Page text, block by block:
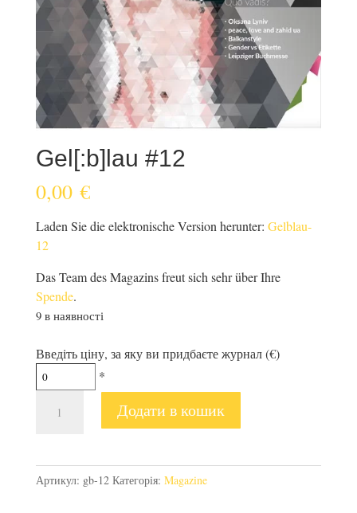
Gel[:b]lau #12
0,00 €
Laden Sie die elektronische Version herunter: Gelblau-
12
Das Team des Magazins freut sich sehr über Ihre
Spende.
9 в наявності
Введіть ціну, за яку ви придбаєте журнал (€)
*
Додати в кошик
Артикул: gb-12 Категорія: Magazine